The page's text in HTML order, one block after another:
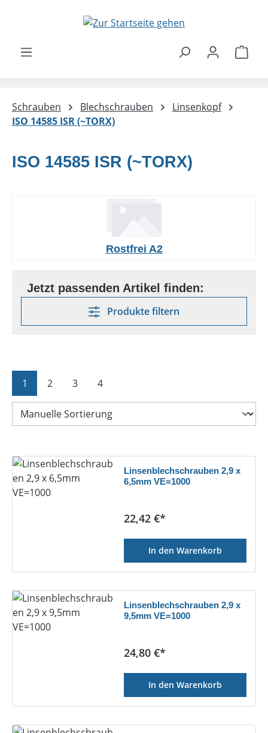
Zum Hauptinhalt springen
Schrauben Blechschrauben
Linsenkopf
ISO 14585 ISR (~TORX)
ISO 14585 ISR (~TORX)
Rostfrei A2
Produkte filtern
Seite
1 Seite
2 Seite
3 Seite
4
Linsenblechschrauben 2,9 x
6,5mm VE=1000
Regulärer Preis:
22,42 €*
In den Warenkorb
Linsenblechschrauben 2,9 x
9,5mm VE=1000
Regulärer Preis:
24,80 €*
In den Warenkorb